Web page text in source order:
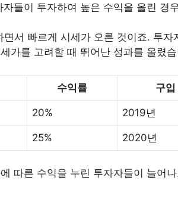
들이 투자하여 높은 수익을 올린 경
서 빠르게 시세가 오른 것이죠. 투자
가를 고려할 때 뛰어난 성과를 올렸
수익률 구입
20% 2019년
25% 2020년
따른 수익을 누린 투자자들이 늘어